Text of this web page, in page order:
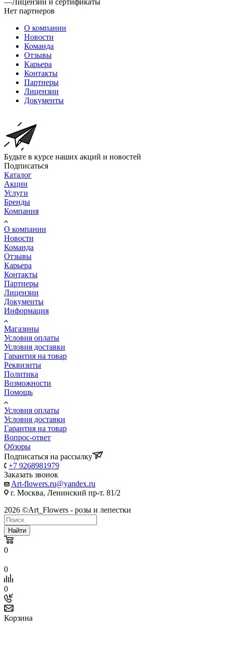
Нет партнеров
О компании
Новости
Команда
Отзывы
Карьера
Контакты
Партнеры
Лицензии
Документы
Будьте в курсе наших акций и новостей
Подписаться
Каталог
Акции
Услуги
Бренды
Компания
О компании
Новости
Команда
Отзывы
Карьера
Контакты
Партнеры
Лицензии
Документы
Информация
Магазины
Условия оплаты
Условия доставки
Гарантия на товар
Реквизиты
Политика
Возможности
Помощь
Условия оплаты
Условия доставки
Гарантия на товар
Вопрос-ответ
Обзоры
Подписаться на рассылку
+7 9268981979
Заказать звонок
Art-flowers.ru@yandex.ru
г. Москва, Ленинский пр-т. 81/2
2026 ©Art_Flowers - розы и лепестки
Найти
0
0
0
Корзина